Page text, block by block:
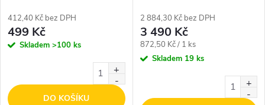
412,40 Kč bez DPH
499 Kč
Skladem >100 ks
DO KOŠÍKU
2 884,30 Kč bez DPH
3 490 Kč
Měrná
cena:
872,50 Kč / 1 ks
Skladem 19 ks